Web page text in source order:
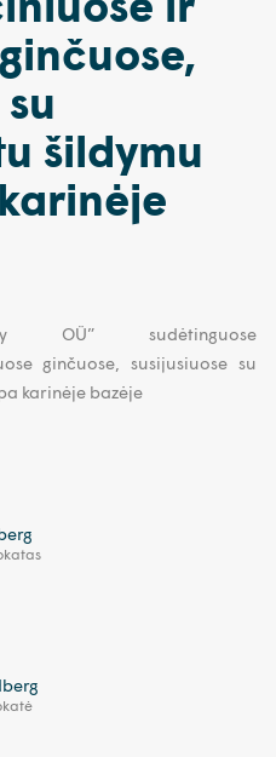
šildymu
OÜ” sudėtinguose
ginčuose, susijusiuose su
karinėje bazėje